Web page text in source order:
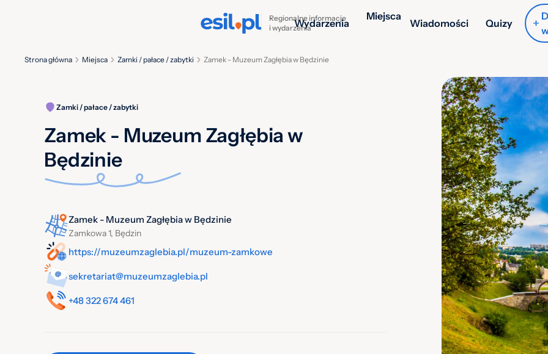
Regionalne informacje
i wydarzeniaWydarzenia
Miejsca
Wiadomości Quizy
Zamek - Muzeum Zagłębia w Będzinie
Zamki / pałace / zabytki
Miejsca
Strona główna
Zamki / pałace / zabytki
Zamek - Muzeum Zagłębia w
Będzinie
Zamek - Muzeum Zagłębia w Będzinie
Zamkowa 1, Będzin
https://muzeumzaglebia.pl/muzeum-zamkowe
sekretariat@muzeumzaglebia.pl
+48 322 674 461